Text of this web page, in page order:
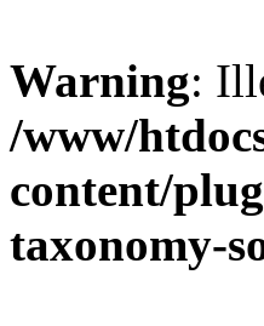
Warning:
/www/
content/
taxonomy-